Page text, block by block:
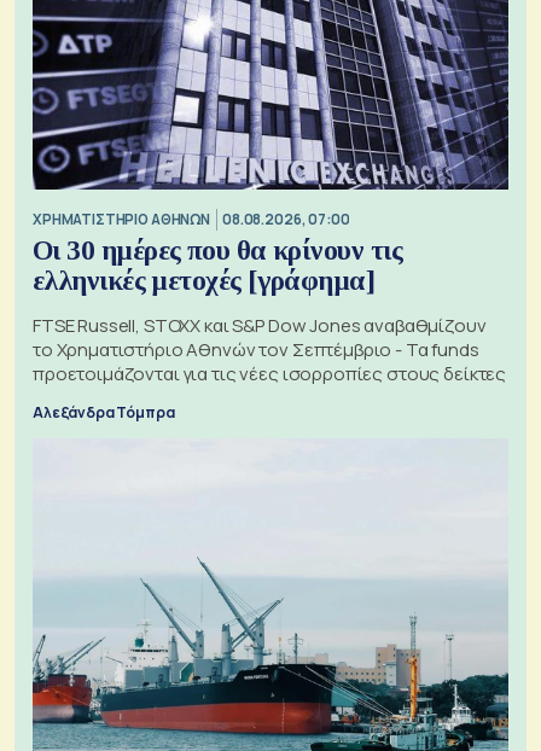
XΡΗΜΑΤΙΣΤΗΡΙΟ ΑΘΗΝΩΝ 08.08.2026, 07:00
Οι 30 ημέρες που θα κρίνουν τις
ελληνικές μετοχές [γράφημα]
FTSE Russell, STOXX και S&P Dow Jones αναβαθμίζουν
το Χρηματιστήριο Αθηνών τον Σεπτέμβριο - Τα funds
προετοιμάζονται για τις νέες ισορροπίες στους δείκτες
Αλεξάνδρα Τόμπρα